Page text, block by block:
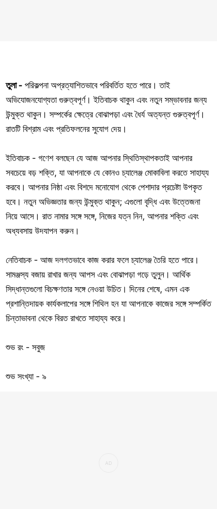
তুলা - পরিকল্পনা অপ্রত্যাশিতভাবে পরিবর্তিত হতে পারে। তাই
অভিযোজনযোগ্যতা গুরুত্বপূর্ণ। ইতিবাচক থাকুন এবং নতুন সম্ভাবনার জন্য
উন্মুক্ত থাকুন। সম্পর্কের ক্ষেত্রে বোঝাপড়া এবং ধৈর্য অত্যন্ত গুরুত্বপূর্ণ।
রাতটি বিশ্রাম এবং প্রতিফলনের সুযোগ দেয়।
ইতিবাচক - গণেশ বলছেন যে আজ আপনার স্থিতিস্থাপকতাই আপনার
সবচেয়ে বড় শক্তি, যা আপনাকে যে কোনও চ্যালেঞ্জ মোকাবিলা করতে সাহায্য
করবে। আপনার নিষ্ঠা এবং বিশদে মনোযোগ থেকে পেশাদার প্রচেষ্টা উপকৃত
হবে। নতুন অভিজ্ঞতার জন্য উন্মুক্ত থাকুন; এগুলো বৃদ্ধি এবং উত্তেজনা
নিয়ে আসে। রাত নামার সঙ্গে সঙ্গে, নিজের যত্ন নিন, আপনার শক্তি এবং
অধ্যবসায় উদযাপন করুন।
নেতিবাচক - আজ দলগতভাবে কাজ করার ফলে চ্যালেঞ্জ তৈরি হতে পারে।
সামঞ্জস্য বজায় রাখার জন্য আপস এবং বোঝাপড়া গড়ে তুলুন। আর্থিক
সিদ্ধান্তগুলো বিচক্ষণতার সঙ্গে নেওয়া উচিত। দিনের শেষে, এমন এক
প্রশান্তিদায়ক কার্যকলাপের সঙ্গে শিথিল হন যা আপনাকে কাজের সঙ্গে সম্পর্কিত
চিন্তাভাবনা থেকে বিরত রাখতে সাহায্য করে।
শুভ রং - সবুজ
শুভ সংখ্যা - ৯